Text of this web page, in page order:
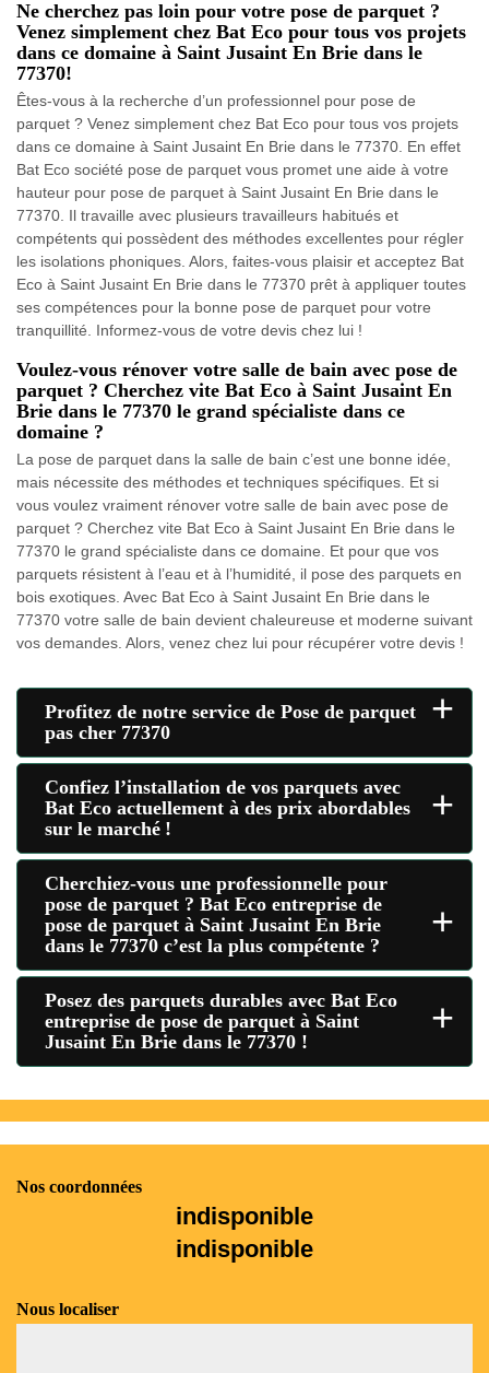
Ne cherchez pas loin pour votre pose de parquet ?
Venez simplement chez Bat Eco pour tous vos projets
dans ce domaine à Saint Jusaint En Brie dans le
77370!
Êtes-vous à la recherche d’un professionnel pour pose de
parquet ? Venez simplement chez Bat Eco pour tous vos projets
dans ce domaine à Saint Jusaint En Brie dans le 77370. En effet
Bat Eco société pose de parquet vous promet une aide à votre
hauteur pour pose de parquet à Saint Jusaint En Brie dans le
77370. Il travaille avec plusieurs travailleurs habitués et
compétents qui possèdent des méthodes excellentes pour régler
les isolations phoniques. Alors, faites-vous plaisir et acceptez Bat
Eco à Saint Jusaint En Brie dans le 77370 prêt à appliquer toutes
ses compétences pour la bonne pose de parquet pour votre
tranquillité. Informez-vous de votre devis chez lui !
Voulez-vous rénover votre salle de bain avec pose de
parquet ? Cherchez vite Bat Eco à Saint Jusaint En
Brie dans le 77370 le grand spécialiste dans ce
domaine ?
La pose de parquet dans la salle de bain c’est une bonne idée,
mais nécessite des méthodes et techniques spécifiques. Et si
vous voulez vraiment rénover votre salle de bain avec pose de
parquet ? Cherchez vite Bat Eco à Saint Jusaint En Brie dans le
77370 le grand spécialiste dans ce domaine. Et pour que vos
parquets résistent à l’eau et à l’humidité, il pose des parquets en
bois exotiques. Avec Bat Eco à Saint Jusaint En Brie dans le
77370 votre salle de bain devient chaleureuse et moderne suivant
vos demandes. Alors, venez chez lui pour récupérer votre devis !
Profitez de notre service de Pose de parquet
pas cher 77370
+
Confiez l’installation de vos parquets avec
Bat Eco actuellement à des prix abordables
sur le marché !
+
Cherchiez-vous une professionnelle pour
pose de parquet ? Bat Eco entreprise de
pose de parquet à Saint Jusaint En Brie
dans le 77370 c’est la plus compétente ?
+
Posez des parquets durables avec Bat Eco
entreprise de pose de parquet à Saint
Jusaint En Brie dans le 77370 !
+
Nos coordonnées
indisponible
indisponible
Nous localiser